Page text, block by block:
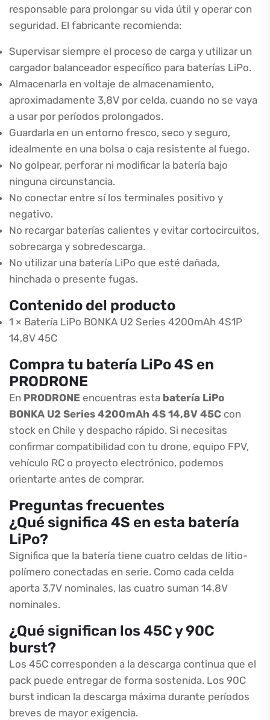
responsable para prolongar su vida útil y operar con
seguridad. El fabricante recomienda:
Supervisar siempre el proceso de carga y utilizar un
cargador balanceador específico para baterías LiPo.
Almacenarla en voltaje de almacenamiento,
aproximadamente 3,8V por celda, cuando no se vaya
a usar por períodos prolongados.
Guardarla en un entorno fresco, seco y seguro,
idealmente en una bolsa o caja resistente al fuego.
No golpear, perforar ni modificar la batería bajo
ninguna circunstancia.
No conectar entre sí los terminales positivo y
negativo.
No recargar baterías calientes y evitar cortocircuitos,
sobrecarga y sobredescarga.
No utilizar una batería LiPo que esté dañada,
hinchada o presente fugas.
Contenido del producto
1 × Batería LiPo BONKA U2 Series 4200mAh 4S1P
14,8V 45C
Compra tu batería LiPo 4S en
PRODRONE
En PRODRONE encuentras esta batería LiPo
BONKA U2 Series 4200mAh 4S 14,8V 45C con
stock en Chile y despacho rápido. Si necesitas
confirmar compatibilidad con tu drone, equipo FPV,
vehículo RC o proyecto electrónico, podemos
orientarte antes de comprar.
Preguntas frecuentes
¿Qué significa 4S en esta batería
LiPo?
Significa que la batería tiene cuatro celdas de litio-
polímero conectadas en serie. Como cada celda
aporta 3,7V nominales, las cuatro suman 14,8V
nominales.
¿Qué significan los 45C y 90C
burst?
Los 45C corresponden a la descarga continua que el
pack puede entregar de forma sostenida. Los 90C
burst indican la descarga máxima durante períodos
breves de mayor exigencia.